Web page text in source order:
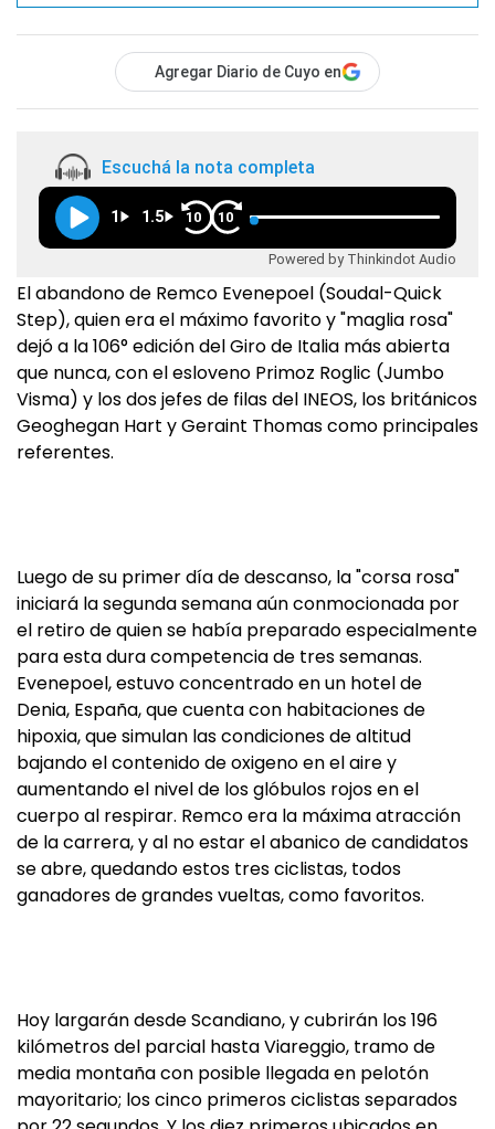
Agregar Diario de Cuyo en
Escuchá la nota completa
1 1.5 10 10
Powered by Thinkindot Audio
El abandono de Remco Evenepoel (Soudal-Quick
Step), quien era el máximo favorito y "maglia rosa"
dejó a la 106° edición del Giro de Italia más abierta
que nunca, con el esloveno Primoz Roglic (Jumbo
Visma) y los dos jefes de filas del INEOS, los británicos
Geoghegan Hart y Geraint Thomas como principales
referentes.
Luego de su primer día de descanso, la "corsa rosa"
iniciará la segunda semana aún conmocionada por
el retiro de quien se había preparado especialmente
para esta dura competencia de tres semanas.
Evenepoel, estuvo concentrado en un hotel de
Denia, España, que cuenta con habitaciones de
hipoxia, que simulan las condiciones de altitud
bajando el contenido de oxigeno en el aire y
aumentando el nivel de los glóbulos rojos en el
cuerpo al respirar. Remco era la máxima atracción
de la carrera, y al no estar el abanico de candidatos
se abre, quedando estos tres ciclistas, todos
ganadores de grandes vueltas, como favoritos.
Hoy largarán desde Scandiano, y cubrirán los 196
kilómetros del parcial hasta Viareggio, tramo de
media montaña con posible llegada en pelotón
mayoritario; los cinco primeros ciclistas separados